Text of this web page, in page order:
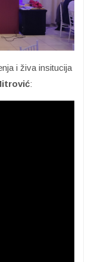
i živa insitucija
: